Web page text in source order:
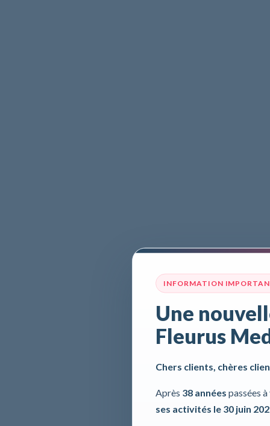
INFORMATION
Une
Fleurus
Chers clients, chères
Après 38 années passées
ses activités le 30 juin